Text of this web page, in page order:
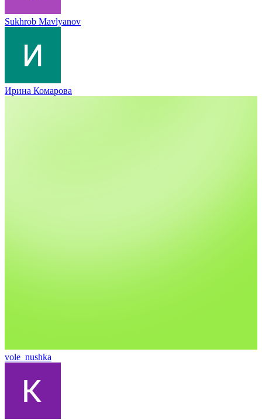
Sukhrob Mavlyanov
Ирина Комарова
vole_nushka